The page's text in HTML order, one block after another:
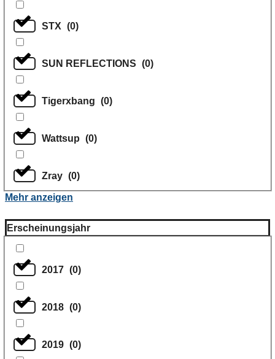
STX (0)
SUN REFLECTIONS (0)
Tigerxbang (0)
Wattsup (0)
Zray (0)
Mehr anzeigen
Erscheinungsjahr
2017 (0)
2018 (0)
2019 (0)